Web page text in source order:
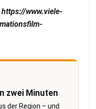
https://www.viele-
zwei Minuten
der Region – und